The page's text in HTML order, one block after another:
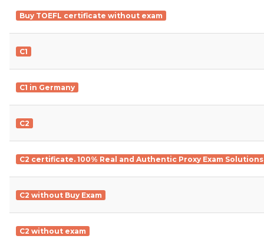
Buy TOEFL certificate without exam
C1
C1 in Germany
C2
C2 certificate. 100% Real and Authentic Proxy Exam
C2 without Buy Exam
C2 without exam